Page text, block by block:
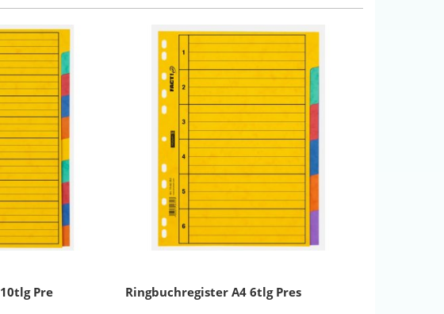
Pre Ringbuchregister A4 6tlg Pres